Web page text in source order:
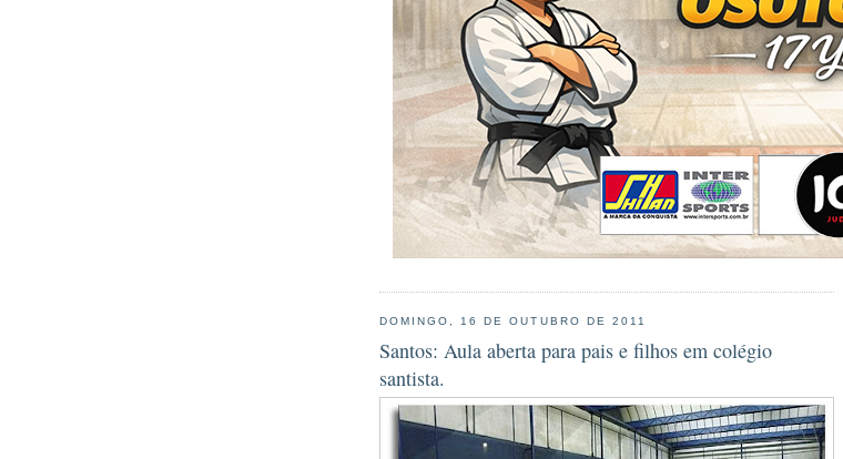
DOMINGO, 16 DE OUTUBRO DE 2011
Santos: Aula aberta para pais e filhos em colégio
santista.